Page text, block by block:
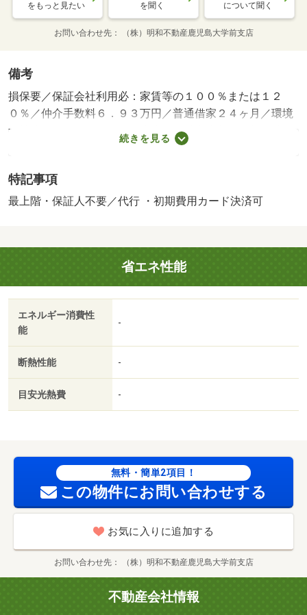
をもっと見たい を聞く について聞く
お問い合わせ先 （株）明和不動産鹿児島大学前支店
備考
損保要／保証会社利用必：家賃等の１００％または１２
０％／仲介手数料６．９３万円／普通借家２４ヶ月／環境
維持費：１ヶ月５５０円（税込）、鍵交換費：ご契約時１
６５００円（税込）、退去時清掃費：５２２５０円（税
００円（税込）、保証委託料：必要／バストイレ別／エア
コン／ＴＶインターホン／浴室乾燥機／温水洗浄便座／駐
マート（コンビニ）まで２１７ｍ／南風病院（病院）まで
７９８５ｍ／鹿児島市立宮小学校（小学校）まで２０５３
ｍ／吉野中学校（中学校）まで２１３６ｍ／鹿児島大学郡
元地区教育学部寺山自然教育研究施設（大学・短大）まで
５９４６ｍ/賃貸戸数:20戸
続きを見る
特記事項
最上階・保証人不要／代行 ・初期費用カード決済可
省エネ性能
エネルギー消費性
能
-
断熱性能 -
目安光熱費 -
無料・簡単2項目！
この物件にお問い合わせする
お気に入りに追加する
お問い合わせ先 （株）明和不動産鹿児島大学前支店
不動産会社情報